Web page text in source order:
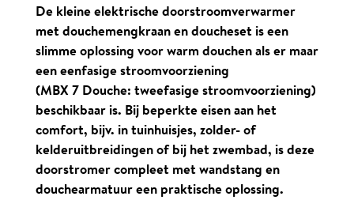
De kleine elektrische doorstroomverwarmer
met douchemengkraan en doucheset is een
slimme oplossing voor warm douchen als er maar
een eenfasige stroomvoorziening
(MBX 7 Douche: tweefasige stroomvoorziening)
beschikbaar is. Bij beperkte eisen aan het
comfort, bijv. in tuinhuisjes, zolder- of
kelderuitbreidingen of bij het zwembad, is deze
doorstromer compleet met wandstang en
douchearmatuur een praktische oplossing.